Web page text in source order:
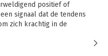
positief of
signaal dat de tendens
zich krachtig in de